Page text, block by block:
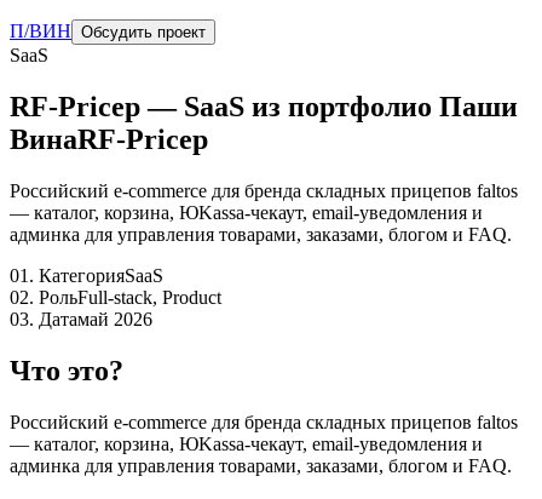
П/ВИН Обсудить проект
SaaS
RF-Pricep— SaaS из портфолио Паши
ВинаRF-Pricep
Российский e-commerce для бренда складных прицепов faltos
— каталог, корзина, ЮKassa-чекаут, email-уведомления и
админка для управления товарами, заказами, блогом и FAQ.
01. КатегорияSaaS
02. РольFull-stack, Product
03. Датамай 2026
Что это?
Российский e-commerce для бренда складных прицепов faltos
— каталог, корзина, ЮKassa-чекаут, email-уведомления и
админка для управления товарами, заказами, блогом и FAQ.